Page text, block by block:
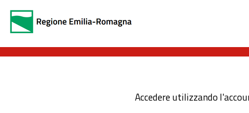
Accedere utilizzando